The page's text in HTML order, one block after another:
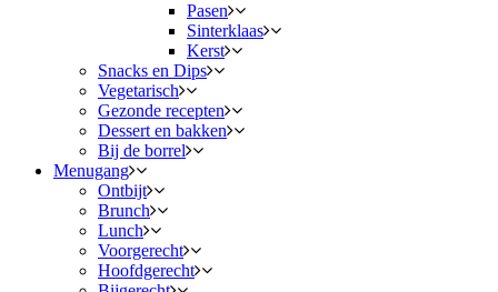
Pasen
Sinterklaas
Kerst
Snacks en Dips
Vegetarisch
Gezonde recepten
Dessert en bakken
Bij de borrel
Menugang
Ontbijt
Brunch
Lunch
Voorgerecht
Hoofdgerecht